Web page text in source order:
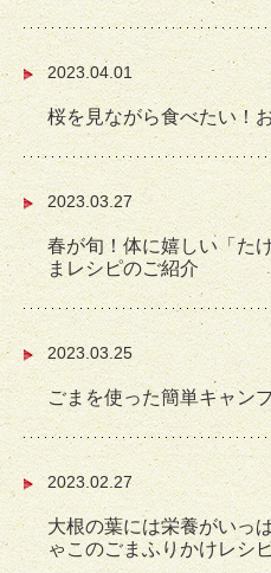
2023.04.01
桜を見ながら食べたい！
2023.03.27
春が旬！体に嬉しい「た
まレシピのご紹介
2023.03.25
ごまを使った簡単キャン
2023.02.27
大根の葉には栄養がいっ
ゃこのごまふりかけレシ